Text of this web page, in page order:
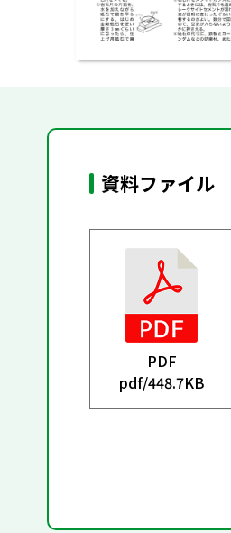
資料ファイル
PDF
pdf/448.7KB